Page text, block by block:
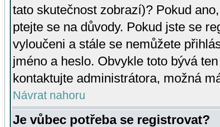
tato skutečnost zobrazí)? Pokud
ptejte se na důvody. Pokud jste se
vyloučeni a stále se nemůžete
jméno a heslo. Obvykle toto bývá
kontaktujte administrátora, možná
Návrat nahoru
Je vůbec potřeba se registrovat?